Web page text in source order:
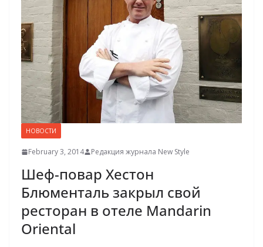
НОВОСТИ
February 3, 2014 Редакция журнала New Style
Шеф-повар Хестон
Блюменталь закрыл свой
ресторан в отеле Mandarin
Oriental